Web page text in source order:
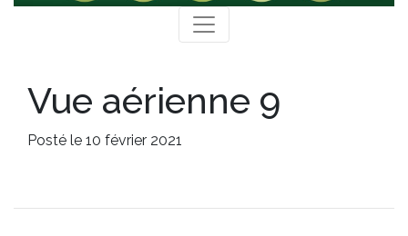
Vue aérienne 9
Posté le 10 février 2021